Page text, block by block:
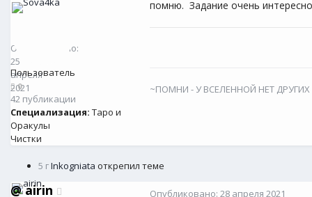
Опубликовано:
25
апреля
2021
Пользователь
0
42 публикации
Специализация: Таро и
Оракулы
Чистки
помню. Задание очень
~ПОМНИ - У ВСЕЛЕННОЙ НЕТ
5 гInkogniata открепил теме
@airin Опубликовано: 28 апреля 2021